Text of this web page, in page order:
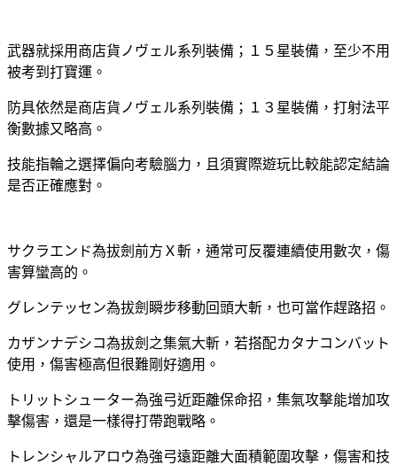
武器就採用商店貨ノヴェル系列裝備；１５星裝備，至少不用
被考到打寶運。
防具依然是商店貨ノヴェル系列裝備；１３星裝備，打射法平
衡數據又略高。
技能指輪之選擇偏向考驗腦力，且須實際遊玩比較能認定結論
是否正確應對。
サクラエンド為拔劍前方Ｘ斬，通常可反覆連續使用數次，傷
害算蠻高的。
グレンテッセン為拔劍瞬步移動回頭大斬，也可當作趕路招。
カザンナデシコ為拔劍之集氣大斬，若搭配カタナコンバット
使用，傷害極高但很難剛好適用。
トリットシューター為強弓近距離保命招，集氣攻擊能增加攻
擊傷害，還是一樣得打帶跑戰略。
トレンシャルアロウ為強弓遠距離大面積範圍攻擊，傷害和技